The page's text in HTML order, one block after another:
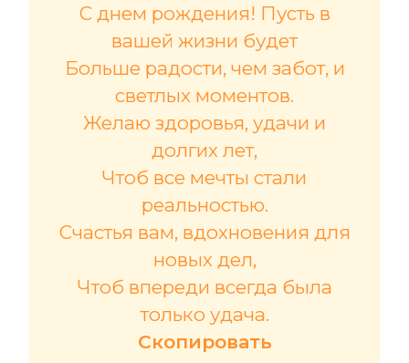
С днем рождения! Пусть в
вашей жизни будет
Больше радости, чем забот, и
светлых моментов.
Желаю здоровья, удачи и
долгих лет,
Чтоб все мечты стали
реальностью.
Счастья вам, вдохновения для
новых дел,
Чтоб впереди всегда была
только удача.
Скопировать